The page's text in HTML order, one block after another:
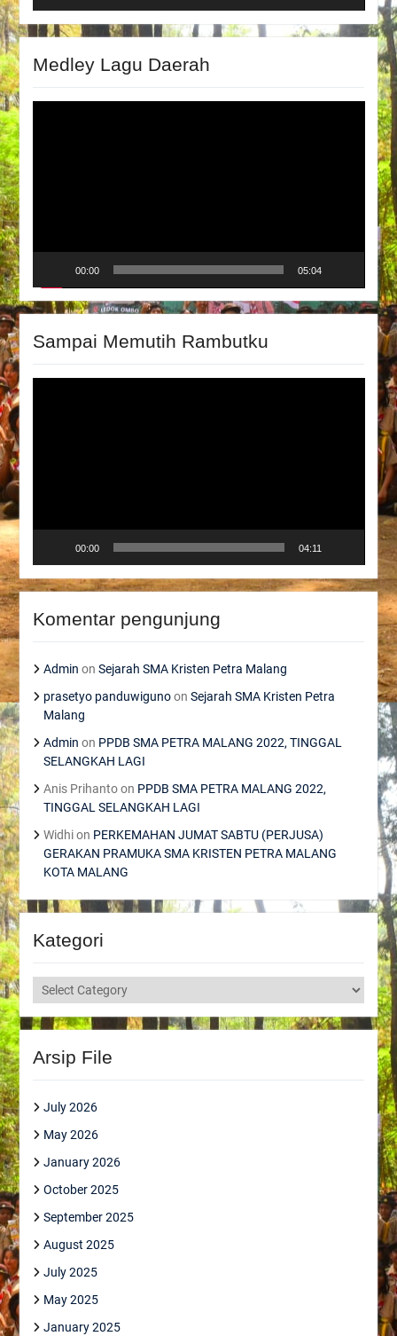
Medley Lagu Daerah
00:00 05:04
Sampai Memutih Rambutku
00:00 04:11
Komentar pengunjung
Admin on Sejarah SMA Kristen Petra Malang
prasetyo panduwigunoon Sejarah SMA Kristen Petra
Malang
Admin on PPDB SMA PETRA MALANG 2022, TINGGAL
SELANGKAH LAGI
Anis Prihantoon PPDB SMA PETRA MALANG 2022,
TINGGAL SELANGKAH LAGI
Widhion PERKEMAHAN JUMAT SABTU (PERJUSA)
GERAKAN PRAMUKA SMA KRISTEN PETRA MALANG
KOTA MALANG
Kategori
Kategori
Arsip File
July 2026
May 2026
January 2026
October 2025
September 2025
August 2025
July 2025
May 2025
January 2025